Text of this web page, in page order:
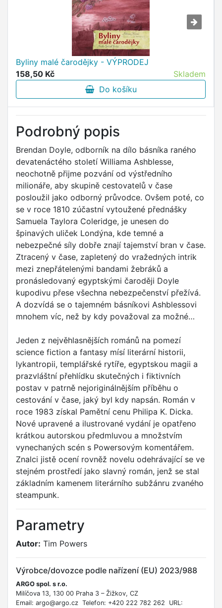
Byliny malé čarodějky - VÝPRODEJ
158,50 Kč
Skladem
Do košíku
Podrobný popis
Brendan Doyle, odborník na dílo básníka raného
devatenáctého století Williama Ashblesse,
neochotně přijme pozvání od výstředního
milionáře, aby skupině cestovatelů v čase
posloužil jako odborný průvodce. Ovšem poté, co
se v roce 1810 zúčastní vytoužené přednášky
Samuela Taylora Coleridge, je unesen do
špinavých uliček Londýna, kde temné a
nebezpečné síly dobře znají tajemství bran v čase.
Ztracený v čase, zapletený do vražedných intrik
mezi znepřátelenými bandami žebráků a
pronásledovaný egyptskými čaroději Doyle
kupodivu přese všechna nebezpečenství přežívá.
A dozvídá se o tajemném básníkovi Ashblessovi
mnohem víc, než by kdy považoval za možné…
Jeden z nejvěhlasnějších románů na pomezí
science fiction a fantasy mísí literární historii,
lykantropii, templářské rytíře, egyptskou magii a
prazvláštní přehlídku skutečných i fiktivních
postav v patrně nejoriginálnějším příběhu o
cestování v čase, jaký byl kdy napsán. Román v
roce 1983 získal Pamětní cenu Philipa K. Dicka.
Nové upravené a ilustrované vydání je opatřeno
krátkou autorskou předmluvou a množstvím
vynechaných scén s Powersovým komentářem.
Znalci jistě ocení rovněž novelu odehrávající se ve
stejném prostředí jako slavný román, jenž se stal
základním kamenem literárního subžánru zvaného
steampunk.
Parametry
Autor: Tim Powers
Výrobce/dovozce podle nařízení (EU) 2023/988
ARGO spol. s r.o.
Milíčova 13, 130 00 Praha 3 – Žižkov, CZ
Email: argo@argo.cz Telefon: +420 222 782 262 URL: